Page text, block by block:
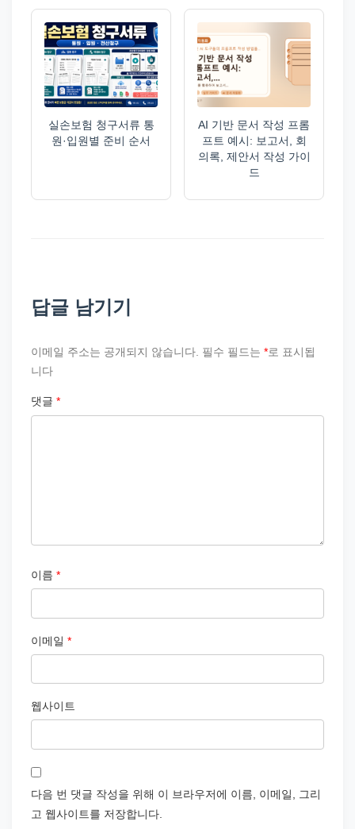
실손보험 청구서류 통
원·입원별 준비 순서
AI 기반 문서 작성 프롬
프트 예시: 보고서, 회
의록, 제안서 작성 가이
드
답글 남기기
이메일 주소는 공개되지 않습니다. 필수 필드는 *로 표시됩
니다
댓글 *
이름 *
이메일 *
웹사이트
다음 번 댓글 작성을 위해 이 브라우저에 이름, 이메일, 그리
고 웹사이트를 저장합니다.